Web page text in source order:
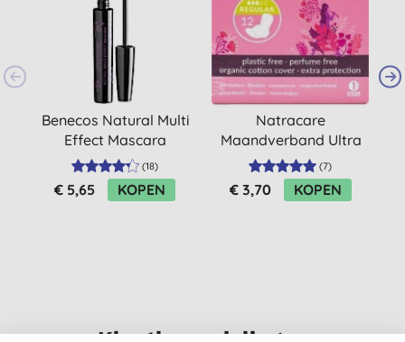
Benecos Natural Multi
Effect Mascara
(18)
€ 5,65 KOPEN
Natracare
Maandverband Ultra
Extra - Normal
(7)
€ 3,70 KOPEN